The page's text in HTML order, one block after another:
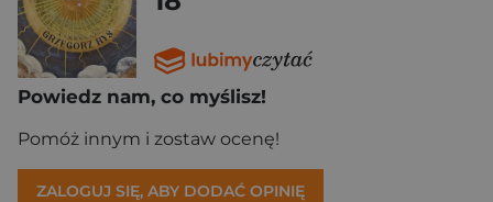
Powiedz nam, co myślisz!
Pomóż innym i zostaw ocenę!
ZALOGUJ SIĘ, ABY DODAĆ OPINIĘ